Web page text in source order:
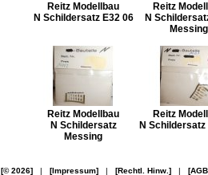
Reitz Modellbau
N Schildersatz E32 06
Reitz
N
Messing
Reitz Modellbau
N Schildersatz
Messing
Reitz
N Schildersatz
[© 2026]| [Impressum]| [Rechtl. Hinw.]|